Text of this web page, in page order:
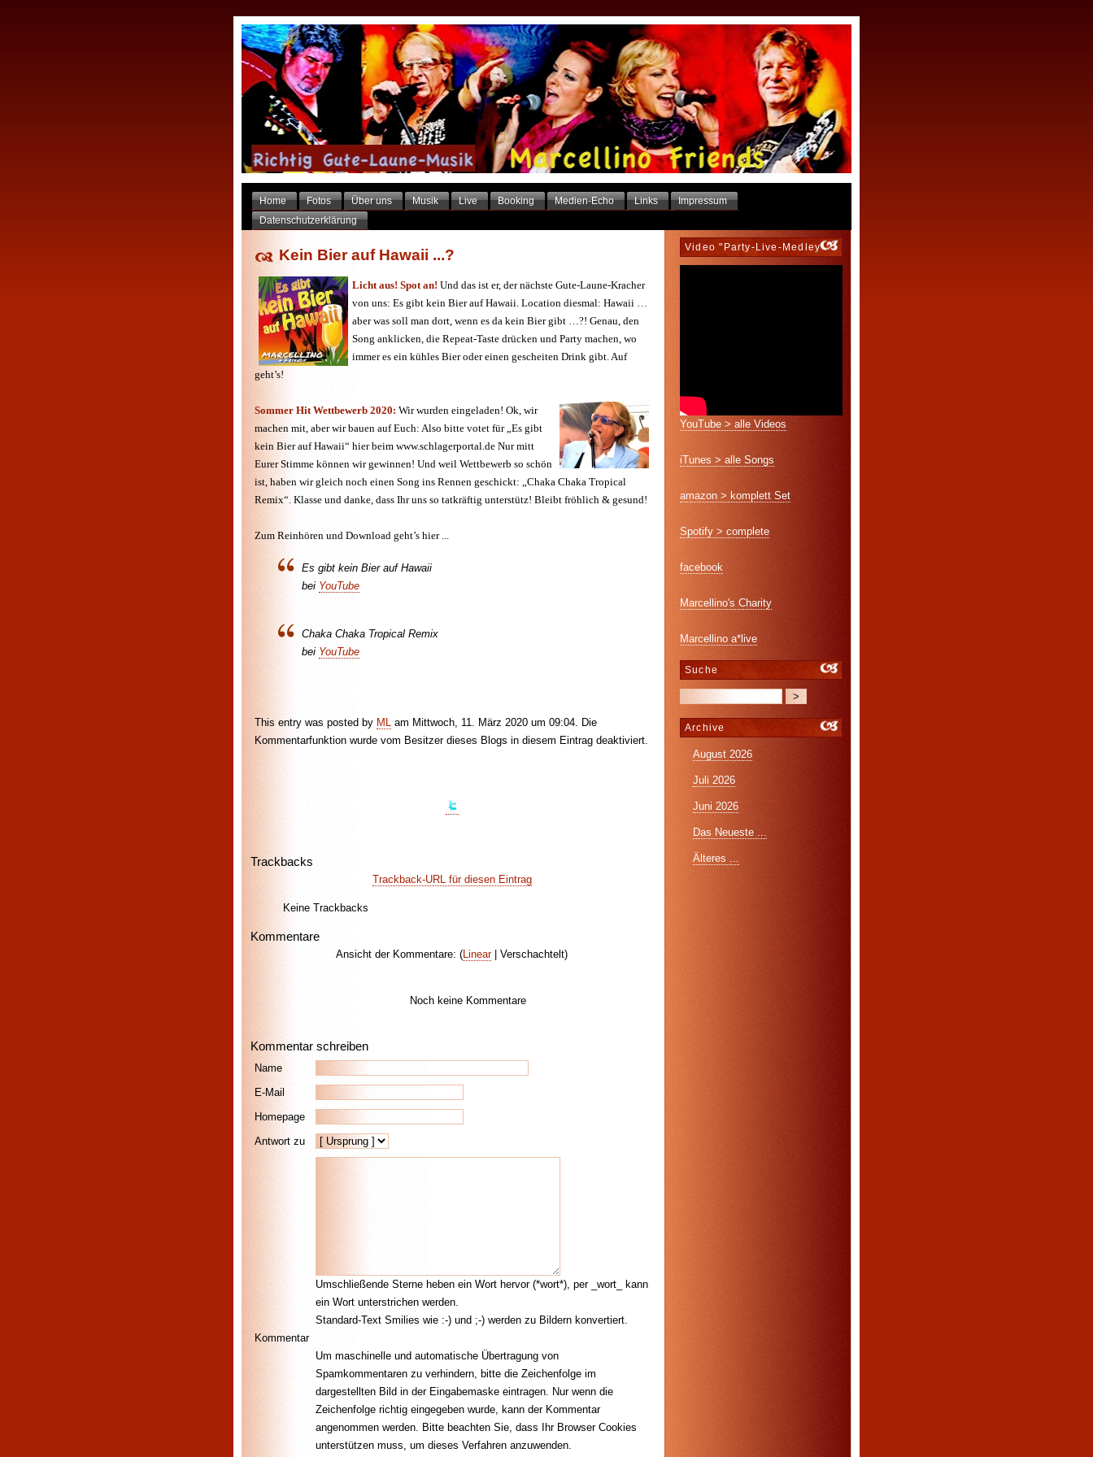
Home Fotos Über uns Musik Live Booking Medien-Echo Links
Impressum
Datenschutzerklärung
Kein Bier auf Hawaii ...?
Licht aus! Spot an! Und das ist er, der nächste Gute-Laune-Kracher
von uns: Es gibt kein Bier auf Hawaii. Location diesmal: Hawaii …
aber was soll man dort, wenn es da kein Bier gibt …?! Genau, den
Song anklicken, die Repeat-Taste drücken und Party machen, wo
immer es ein kühles Bier oder einen gescheiten Drink gibt. Auf
geht’s!
Sommer Hit Wettbewerb 2020: Wir wurden eingeladen! Ok, wir
machen mit, aber wir bauen auf Euch: Also bitte votet für „Es gibt
kein Bier auf Hawaii“ hier beim www.schlagerportal.de Nur mitt
Eurer Stimme können wir gewinnen! Und weil Wettbewerb so schön
ist, haben wir gleich noch einen Song ins Rennen geschickt: „Chaka Chaka Tropical
Remix“. Klasse und danke, dass Ihr uns so tatkräftig unterstütz! Bleibt fröhlich & gesund!
Zum Reinhören und Download geht’s hier ...
Es gibt kein Bier auf Hawaii
bei YouTube
Chaka Chaka Tropical Remix
bei YouTube
This entry was posted by ML am Mittwoch, 11. März 2020 um 09:04. Die
Kommentarfunktion wurde vom Besitzer dieses Blogs in diesem Eintrag deaktiviert.
Trackbacks
Trackback-URL für diesen Eintrag
Keine Trackbacks
Kommentare
Ansicht der Kommentare: ( Linear| Verschachtelt)
Noch keine Kommentare
Kommentar schreiben
Name
E-Mail
Homepage
Antwort zu
Kommentar
Umschließende Sterne heben ein Wort hervor (*wort*), per _wort_ kann
ein Wort unterstrichen werden.
Standard-Text Smilies wie :-) und ;-) werden zu Bildern konvertiert.
Um maschinelle und automatische Übertragung von
Spamkommentaren zu verhindern, bitte die Zeichenfolge im
dargestellten Bild in der Eingabemaske eintragen. Nur wenn die
Zeichenfolge richtig eingegeben wurde, kann der Kommentar
angenommen werden. Bitte beachten Sie, dass Ihr Browser Cookies
unterstützen muss, um dieses Verfahren anzuwenden.
Video "Party-Live-Medley"
YouTube > alle Videos
iTunes > alle Songs
amazon > komplett Set
Spotify > complete
facebook
Marcellino's Charity
Marcellino a*live
Suche
Archive
August 2026
Juli 2026
Juni 2026
Das Neueste ...
Älteres ...